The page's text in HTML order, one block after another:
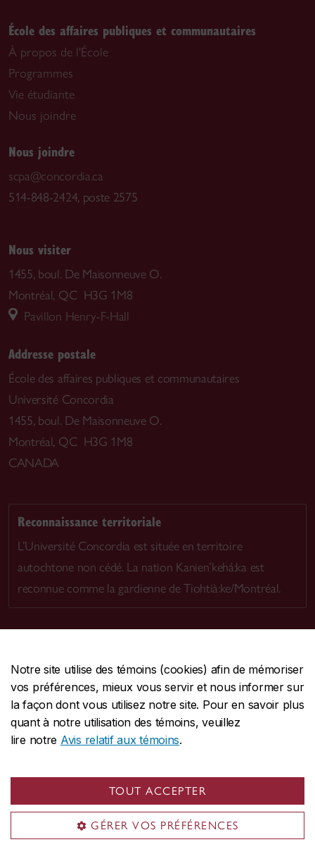
Notre site utilise des témoins (cookies) afin de mémoriser
vos préférences, mieux vous servir et nous informer sur
la façon dont vous utilisez notre site. Pour en savoir plus
quant à notre utilisation des témoins, veuillez
lire notre Avis relatif aux témoins.
TOUT ACCEPTER
GÉRER VOS PRÉFÉRENCES
École des affaires publiques et communautaires
À propos de l'École
Programmes
Vie étudiante
Nous joindre
Nous joindre
scpa@concordia.ca
514-848-2424, poste 2575
Nous visiter
1455, boul. De Maisonneuve O.
Montréal, QC H3G 1M8
Pavillon Henry-F-Hall
Addresse postale
École des affaires publiques et communautaires
Université Concordia
1455, boul. De Maisonneuve O.
Montréal, QC H3G 1M8
CANADA
Reconnaissance territoriale
L’Université Concordia est située en territoire
autochtone non cédé. La nation Kanien’kehá:ka est
reconnue comme la gardienne de Tiohtià:ke/Montréal.
CENTRALE514-848-2424
URGENCE514-848-3717
Protection et prévention | Accessibilité | Confidentialité
Conditions d'utilisation | Gérer les témoins
© Université Concordia. Montréal, QC, Canada